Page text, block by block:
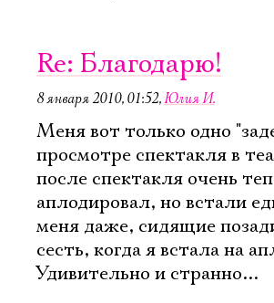
Re: Благодарю!
8 января 2010, 01:52,Юлия И.
Меня вот только одно
просмотре спектакля в
после спектакля очень
аплодировал, но встали
меня даже, сидящие
сесть, когда я встала на
Удивительно и странно...